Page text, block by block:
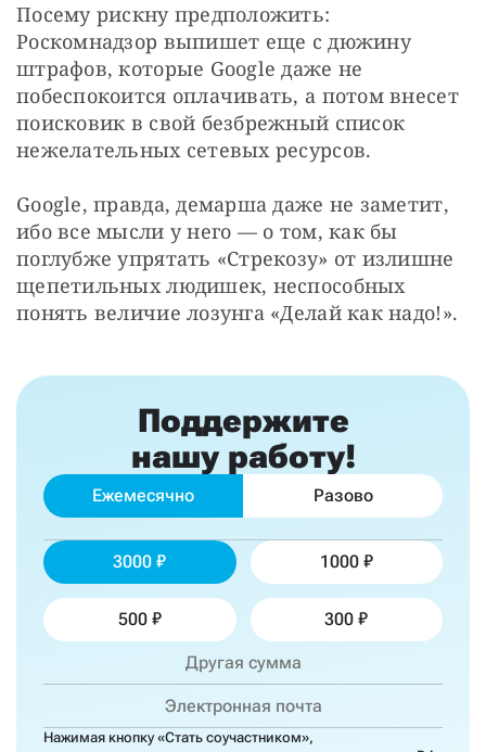
Посему рискну предположить:
Роскомнадзор выпишет еще с дюжину
штрафов, которые Google даже не
побеспокоится оплачивать, а потом внесет
поисковик в свой безбрежный список
нежелательных сетевых ресурсов.
Google, правда, демарша даже не заметит,
ибо все мысли у него — о том, как бы
поглубже упрятать «Стрекозу» от излишне
щепетильных людишек, неспособных
понять величие лозунга «Делай как надо!».
Поддержите
нашу работу!
Ежемесячно Разово
3000 1000
500 300
Нажимая кнопку «Стать соучастником»,